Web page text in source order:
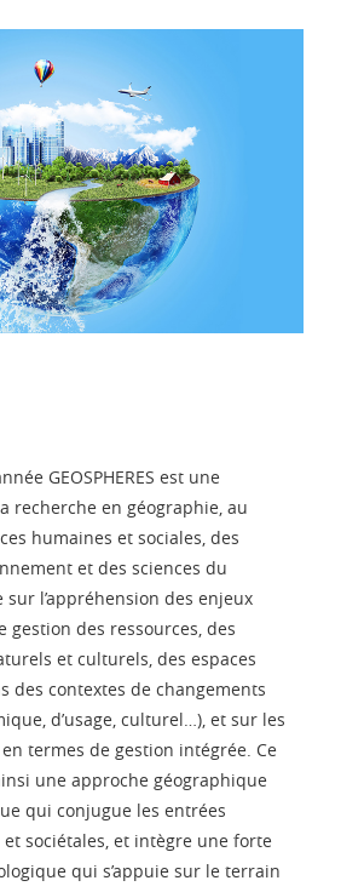
GEOSPHERES est une
recherche en géographie, au
humaines et sociales, des
et des sciences du
l’appréhension des enjeux
gestion des ressources, des
et culturels, des espaces
des contextes de changements
d’usage, culturel…), et sur les
termes de gestion intégrée. Ce
une approche géographique
qui conjugue les entrées
sociétales, et intègre une forte
qui s’appuie sur le terrain